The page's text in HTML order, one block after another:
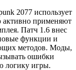
2077 использует
активно применяют
Патч 1.6 внес
функции и
методов. Моды,
ошибки
логику игры.